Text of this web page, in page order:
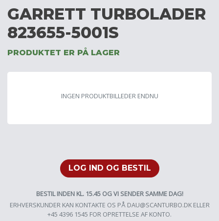
GARRETT TURBOLADER
823655-5001S
PRODUKTET ER PÅ LAGER
INGEN PRODUKTBILLEDER ENDNU
LOG IND OG BESTIL
BESTIL INDEN KL. 15.45 OG VI SENDER SAMME DAG!
ERHVERSKUNDER KAN KONTAKTE OS PÅ DAU@SCANTURBO.DKELLER
+45 4396 1545 FOR OPRETTELSE AF KONTO.